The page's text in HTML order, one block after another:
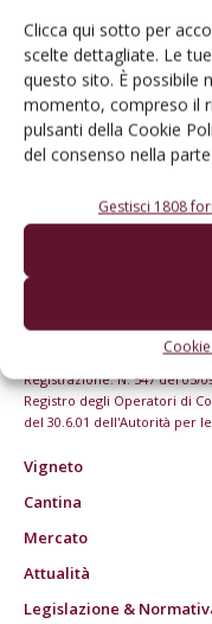
Clicca qui sotto per
scelte dettagliate. Le
questo sito. È possibile
momento, compreso il
pulsanti della Cookie
del consenso nella
Gestisci 1808
© Tecniche Nuove Spa.
20157 Milano | Codice
imprese di Milano:
Registrazione: N. 547 del 05/
Registro degli Operatori di
del 30.6.01 dell'Autorità per
Vigneto
Cantina
Mercato
Attualità
Legislazione &